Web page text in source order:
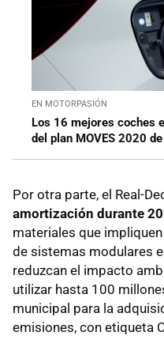
EN MOTORPASIÓN
Los 16 mejores coches
del plan MOVES 2020
Por otra parte, el Real-
amortización durante
materiales que
de sistemas modulares
reduzcan el impacto
utilizar hasta 100
municipal para la
emisiones, con etiqueta